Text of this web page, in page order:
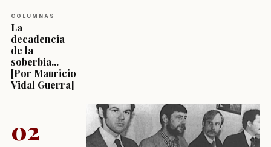
COLUMNAS
La
decadencia
de la
soberbia...
[Por Mauricio
Vidal Guerra]
02